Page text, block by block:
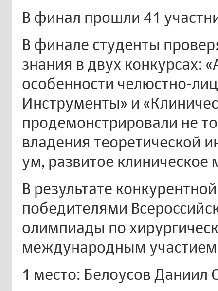
В финал прошли 41
В финале студенты
знания в двух конкурсах:
особенности челюстно-
Инструменты» и
продемонстрировали не
владения теоретической
ум, развитое
В результате
победителями
олимпиады по
международным участием
1 место: Белоусов Даниил